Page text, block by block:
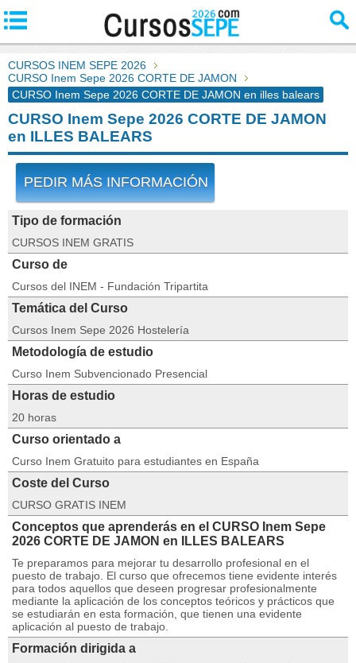
CURSOS INEM SEPE 2026
CURSO Inem Sepe 2026 CORTE DE JAMON
CURSO Inem Sepe 2026 CORTE DE JAMON en illes balears
CURSO Inem Sepe 2026 CORTE DE JAMON
en ILLES BALEARS
PEDIR MÁS INFORMACIÓN
Tipo de formación
CURSOS INEM GRATIS
Curso de
Cursos del INEM - Fundación Tripartita
Temática del Curso
Cursos Inem Sepe 2026 Hostelería
Metodología de estudio
Curso Inem Subvencionado Presencial
Horas de estudio
20 horas
Curso orientado a
Curso Inem Gratuito para estudiantes en España
Coste del Curso
CURSO GRATIS INEM
Conceptos que aprenderás en el CURSO Inem Sepe
2026 CORTE DE JAMON en ILLES BALEARS
Te preparamos para mejorar tu desarrollo profesional en el
puesto de trabajo. El curso que ofrecemos tiene evidente interés
para todos aquellos que deseen progresar profesionalmente
mediante la aplicación de los conceptos teóricos y prácticos que
se estudiarán en esta formación, que tienen una evidente
aplicación al puesto de trabajo.
Formación dirigida a